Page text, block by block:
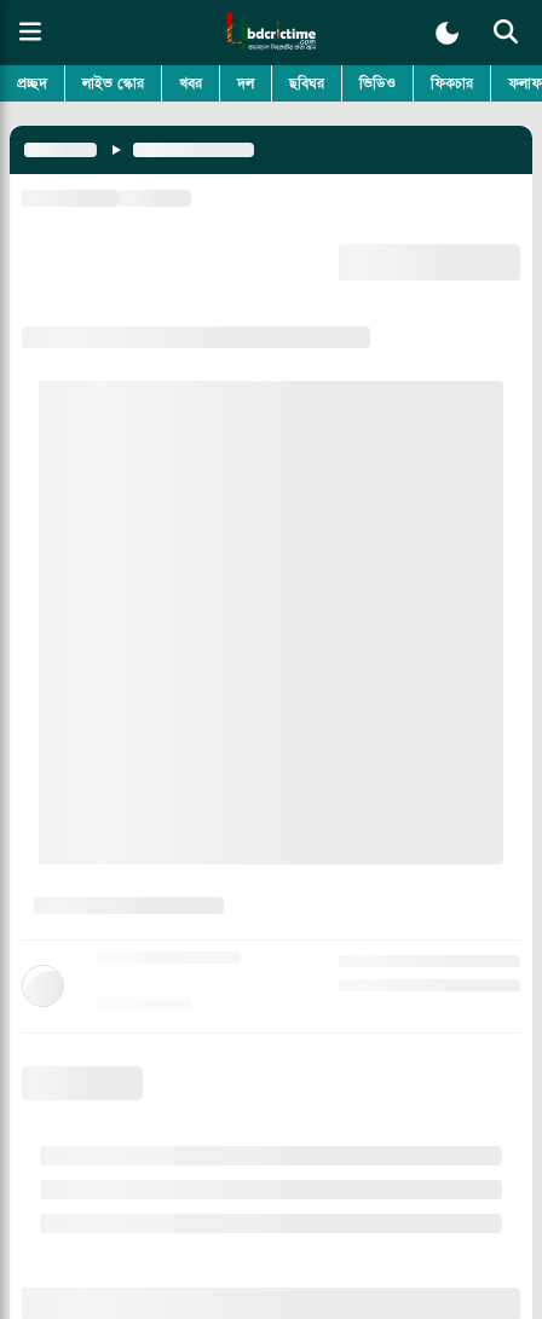
প্রচ্ছদ লাইভ স্কোর খবর দল ছবিঘর ভিডিও ফিকচার